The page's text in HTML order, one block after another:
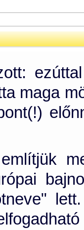
maga
említjük